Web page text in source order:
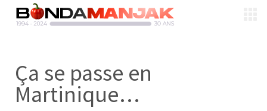
Ça se passe en
Martinique…